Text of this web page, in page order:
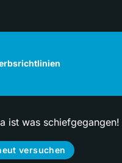
ist was schiefgegangen!
versuchen